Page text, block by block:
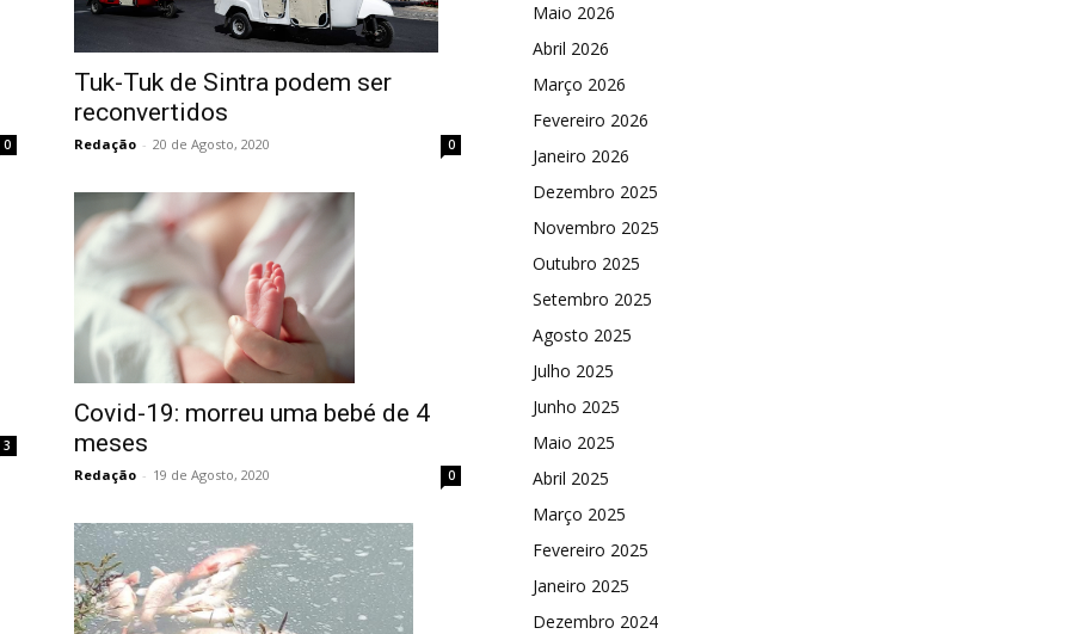
0
Tuk-Tuk de Sintra podem ser
reconvertidos
Redação - 20 de Agosto, 2020 0
3
Covid-19: morreu uma bebé de 4
meses
Redação - 19 de Agosto, 2020 0
Maio 2026
Abril 2026
Março 2026
Fevereiro 2026
Janeiro 2026
Dezembro 2025
Novembro 2025
Outubro 2025
Setembro 2025
Agosto 2025
Julho 2025
Junho 2025
Maio 2025
Abril 2025
Março 2025
Fevereiro 2025
Janeiro 2025
Dezembro 2024